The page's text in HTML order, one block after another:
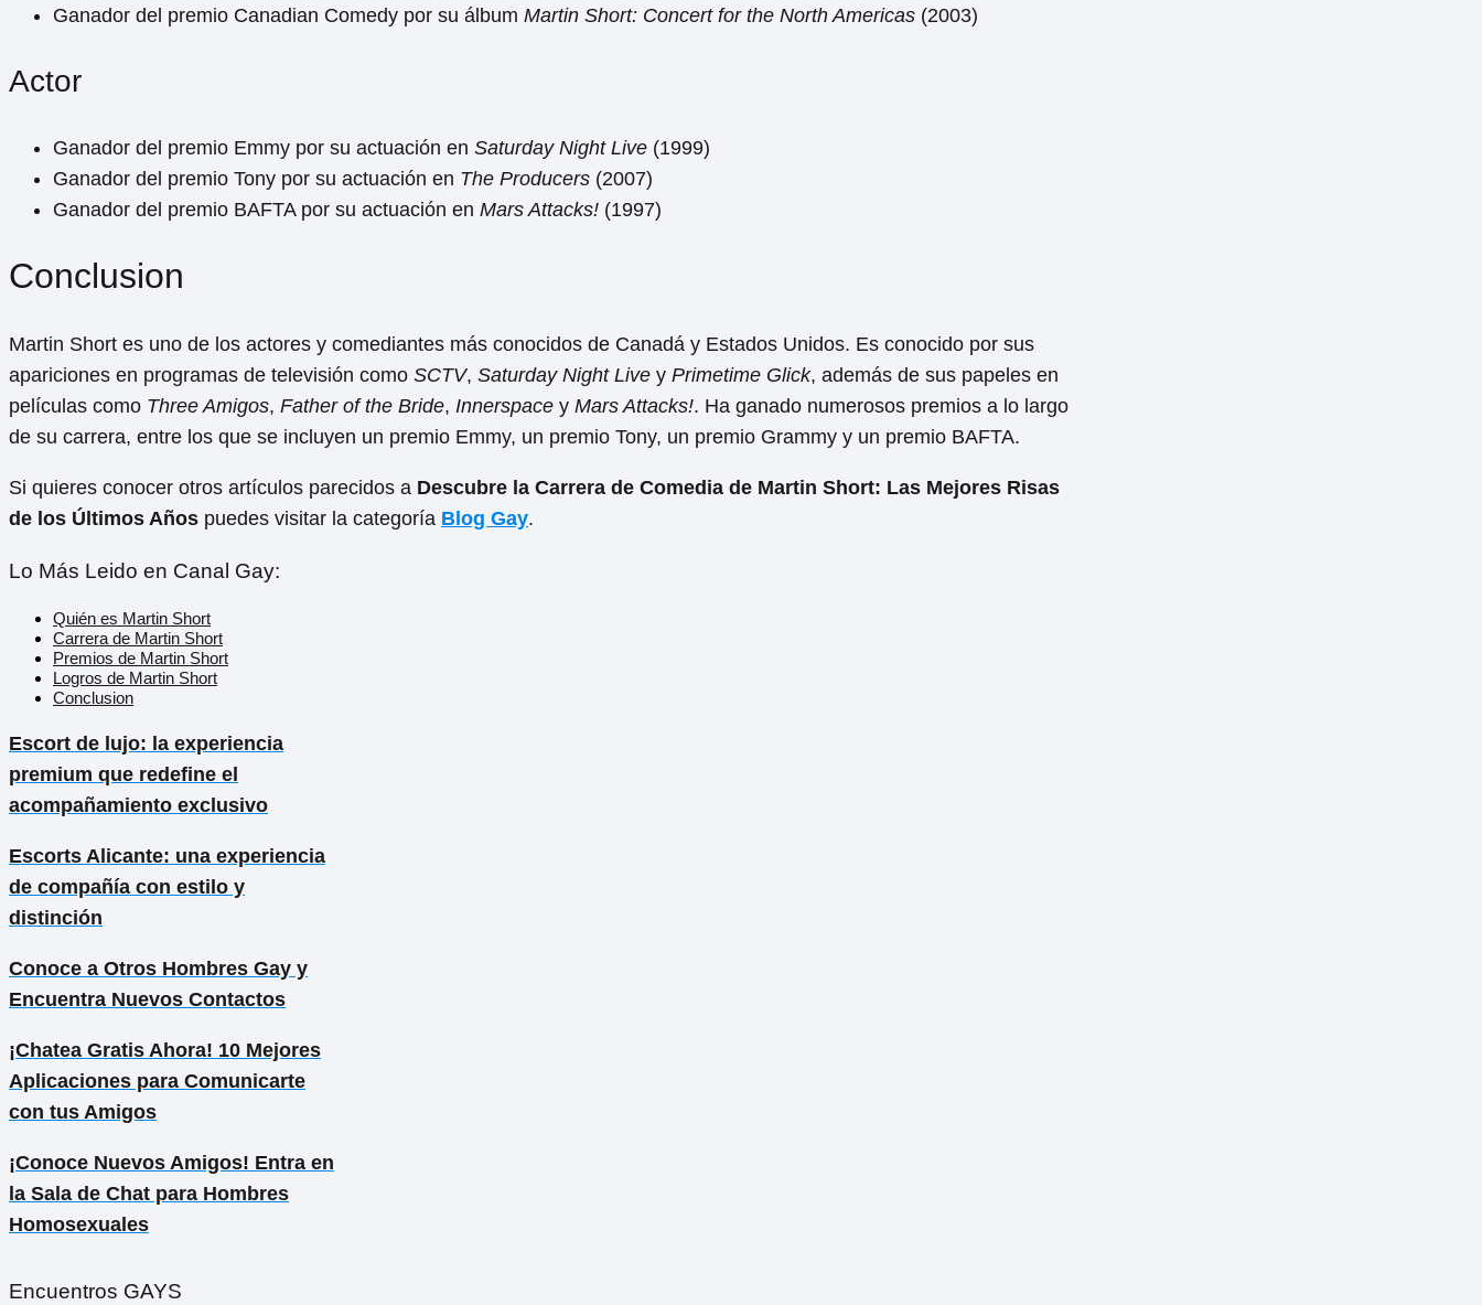
Ganador del premio Canadian Comedy por su álbum Martin Short: Concert for the North Americas (2003)
Actor
Ganador del premio Emmy por su actuación en Saturday Night Live (1999)
Ganador del premio Tony por su actuación en The Producers (2007)
Ganador del premio BAFTA por su actuación en Mars Attacks! (1997)
Conclusion
Martin Short es uno de los actores y comediantes más conocidos de Canadá y Estados Unidos. Es conocido por sus
apariciones en programas de televisión como SCTV, Saturday Night Live y Primetime Glick, además de sus papeles en
películas como Three Amigos, Father of the Bride, Innerspace y Mars Attacks!. Ha ganado numerosos premios a lo largo
de su carrera, entre los que se incluyen un premio Emmy, un premio Tony, un premio Grammy y un premio BAFTA.
Si quieres conocer otros artículos parecidos a Descubre la Carrera de Comedia de Martin Short: Las Mejores Risas
de los Últimos Años puedes visitar la categoría Blog Gay.
Lo Más Leido en Canal Gay:
Quién es Martin Short
Carrera de Martin Short
Premios de Martin Short
Logros de Martin Short
Conclusion
Escort de lujo: la experiencia
premium que redefine el
acompañamiento exclusivo
Escorts Alicante: una experiencia
de compañía con estilo y
distinción
Conoce a Otros Hombres Gay y
Encuentra Nuevos Contactos
¡Chatea Gratis Ahora! 10 Mejores
Aplicaciones para Comunicarte
con tus Amigos
¡Conoce Nuevos Amigos! Entra en
la Sala de Chat para Hombres
Homosexuales
Encuentros GAYS